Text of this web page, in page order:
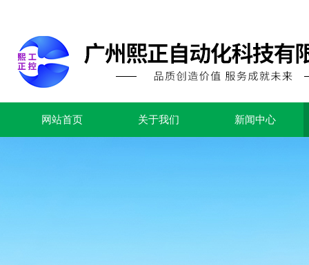
网站首页 关于我们 新闻中心